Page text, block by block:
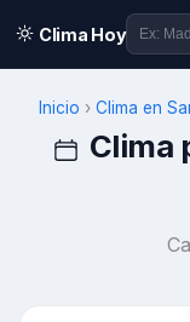
Clima Hoy
Inicio › Clima en
Clima